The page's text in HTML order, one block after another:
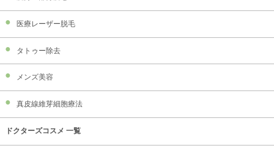
医療レーザー脱毛
タトゥー除去
メンズ美容
真皮線維芽細胞療法
ドクターズコスメ 一覧